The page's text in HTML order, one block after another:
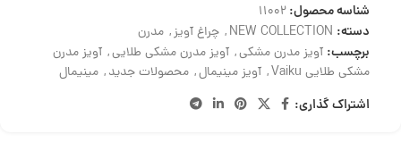
شناسه محصول:11002
دسته: NEW COLLECTION
, چراغ آویز, مدرن
برچسب: آویز مدرن مشکی, آویز مدرن مشکی طلایی, آویز مدرن
مشکی طلایی Vaiku
, آویز مینیمال, محصولات جدید, مینیمال
اشتراک گذاری: